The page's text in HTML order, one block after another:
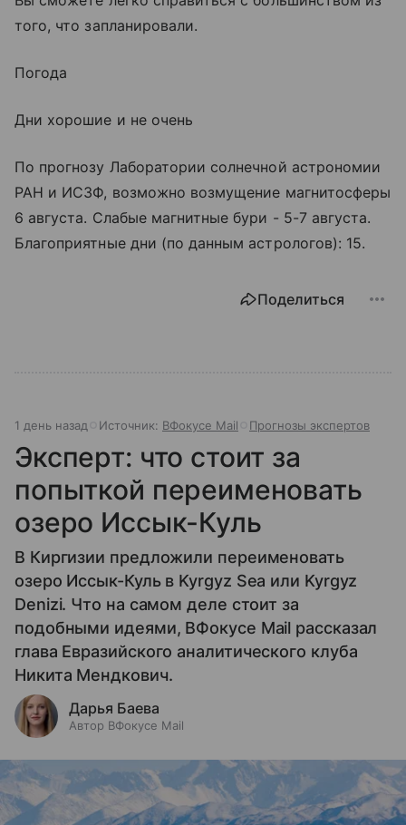
того, что запланировали.
Погода
Дни хорошие и не очень
По прогнозу Лаборатории солнечной астрономии
РАН и ИСЗФ, возможно возмущение магнитосферы
6 августа. Слабые магнитные бури - 5-7 августа.
Благоприятные дни (по данным астрологов): 15.
Поделиться
1 день назад Источник: ВФокусе Mail Прогнозы экспертов
Эксперт: что стоит за
попыткой переименовать
озеро Иссык-Куль
В Киргизии предложили переименовать
озеро Иссык-Куль в Kyrgyz Sea или Kyrgyz
Denizi. Что на самом деле стоит за
подобными идеями, ВФокусе Mail рассказал
глава Евразийского аналитического клуба
Никита Мендкович.
Дарья Баева
Автор ВФокусе Mail